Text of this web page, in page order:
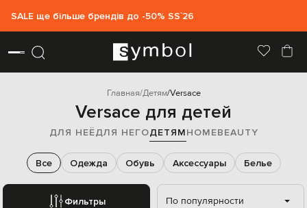
SALE ще більше брендів до -50% SS`26
Главная Детям Versace
Versace для детей
ДЛЯ НЕЁДЛЯ НЕГОДЕТЯМHOMEBEAUTY
Фильтры
Все Одежда Обувь Аксессуары Белье
По популярности